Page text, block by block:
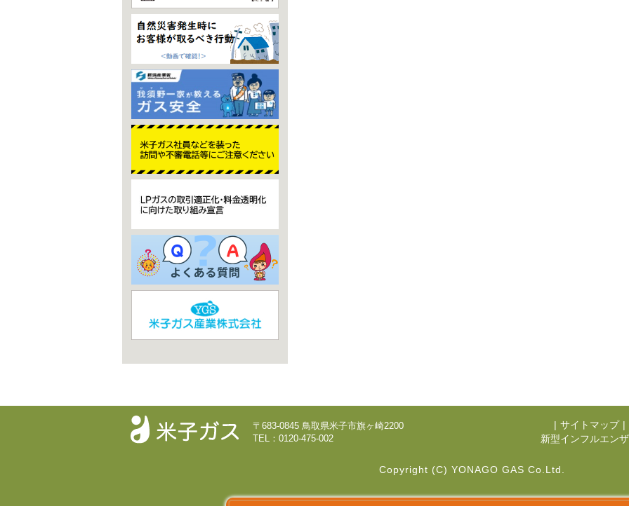
| サイトマップ |
新型インフルエン
〒683-0845 鳥取県米子市旗ヶ崎2200
TEL：0120-475-002
Copyright (C) YONAGO GAS Co.Ltd.